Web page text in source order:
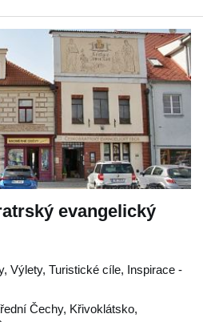
evangelický
Výlety, Turistické cíle, Inspirace -
Čechy, Křivoklátsko,